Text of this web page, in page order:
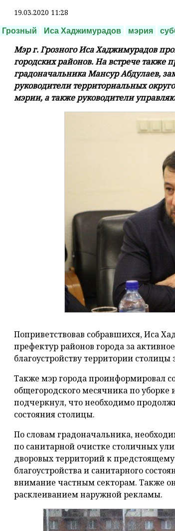
19.03.2020 11:28
Грозный Иса Хаджимурадов мэрия
Мэр г. Грозного Иса Хаджимурадов
городских районов. На встрече также
градоначальника Мансур Абдулаев,
руководители территориальных
мэрии, а также руководители
Поприветствовав собравшихся, Иса
префектур районов города за
благоустройству территории столицы
Также мэр города проинформировал
общегородского месячника по
подчеркнул, что необходимо
состояния столицы.
По словам градоначальника,
по санитарной очистке столичных
дворовых территорий к
благоустройства и санитарного
внимание частным секторам. Также
расклеиванием наружной рекламы.